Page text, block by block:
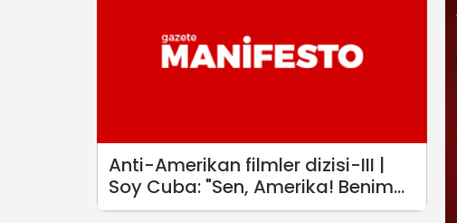
Anti-Amerikan filmler dizisi-III |
Soy Cuba: "Sen, Amerika! Benim
adım Küba"